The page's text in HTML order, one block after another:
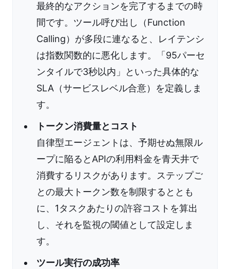
最終的なアクションを完了するまでの時
間です。ツール呼び出し（Function
Calling）が多段に連なると、レイテンシ
は指数関数的に悪化します。「95パーセ
ンタイルで3秒以内」といった具体的な
SLA（サービスレベル合意）を定義しま
す。
トークン消費量とコスト
自律型エージェントは、予期せぬ無限ル
ープに陥るとAPIの利用料金を青天井で
消費するリスクがあります。ステップご
との最大トークン数を制限するととも
に、1タスクあたりの許容コストを算出
し、それを監視の閾値として設定しま
す。
ツール実行の成功率